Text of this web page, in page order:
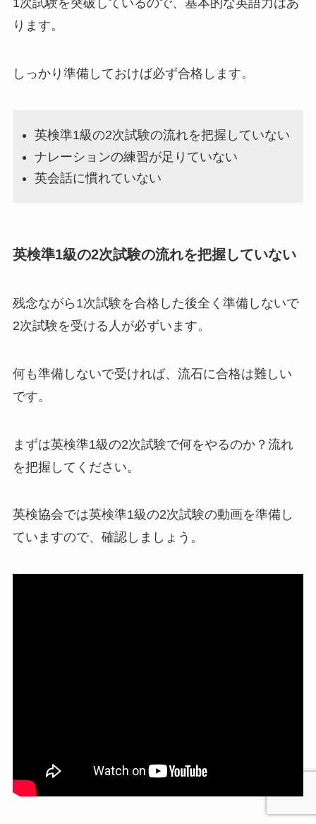
1次試験を突破しているので、基本的な英語力はあ
ります。
しっかり準備しておけば必ず合格します。
英検準1級の2次試験の流れを把握していない
ナレーションの練習が足りていない
英会話に慣れていない
英検準1級の2次試験の流れを把握していない
残念ながら1次試験を合格した後全く準備しないで
2次試験を受ける人が必ずいます。
何も準備しないで受ければ、流石に合格は難しい
です。
まずは英検準1級の2次試験で何をやるのか？流れ
を把握してください。
英検協会では英検準1級の2次試験の動画を準備し
ていますので、確認しましょう。